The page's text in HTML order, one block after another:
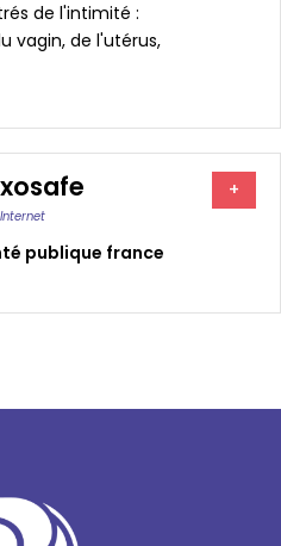
de l'intimité :
vagin, de l'utérus,
publique france
+